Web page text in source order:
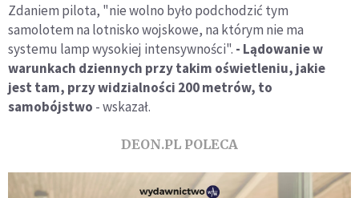
Zdaniem pilota, "nie wolno było podchodzić tym
samolotem na lotnisko wojskowe, na którym nie ma
systemu lamp wysokiej intensywności". - Lądowanie w
warunkach dziennych przy takim oświetleniu, jakie
jest tam, przy widzialności 200 metrów, to
samobójstwo - wskazał.
DEON.PL POLECA